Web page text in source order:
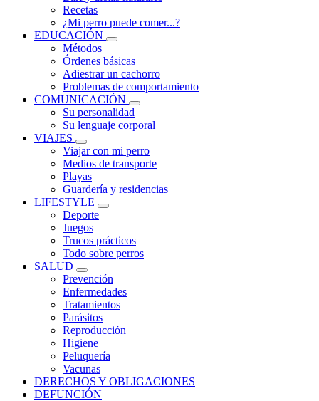
Recetas
¿Mi perro puede comer...?
EDUCACIÓN
Métodos
Órdenes básicas
Adiestrar un cachorro
Problemas de comportamiento
COMUNICACIÓN
Su personalidad
Su lenguaje corporal
VIAJES
Viajar con mi perro
Medios de transporte
Playas
Guardería y residencias
LIFESTYLE
Deporte
Juegos
Trucos prácticos
Todo sobre perros
SALUD
Prevención
Enfermedades
Tratamientos
Parásitos
Reproducción
Higiene
Peluquería
Vacunas
DERECHOS Y OBLIGACIONES
DEFUNCIÓN